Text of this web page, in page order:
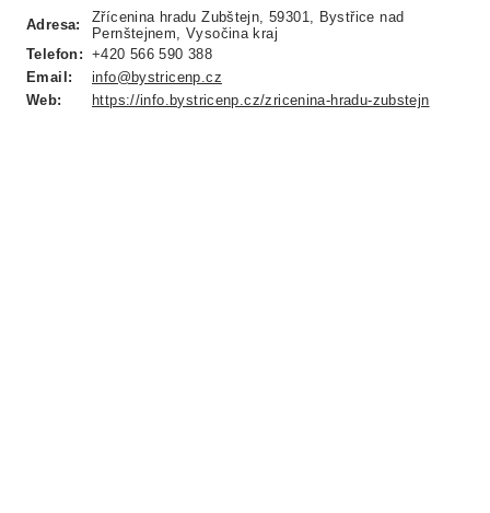
Adresa:
Zřícenina hradu Zubštejn, 59301, Bystřice nad
Pernštejnem, Vysočina kraj
Telefon: +420 566 590 388
Email:
info@bystricenp.cz
Web:
https://info.bystricenp.cz/zricenina-hradu-zubstejn